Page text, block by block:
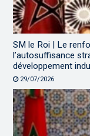
SM le Roi | Le
l’autosuffisance
développement
29/07/2026